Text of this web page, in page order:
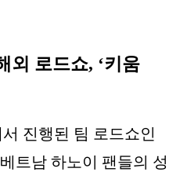
외 로드쇼, ‘키움
진행된 팀 로드쇼인
트남 하노이 팬들의 성